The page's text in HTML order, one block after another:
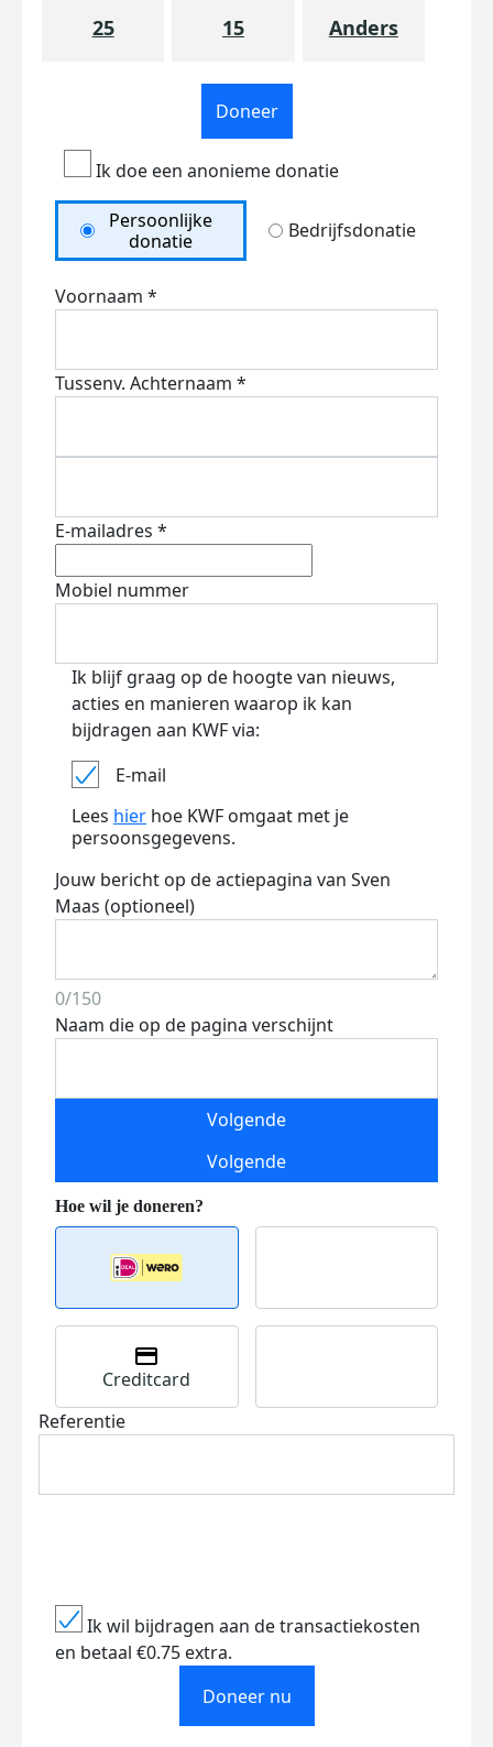
25 15 Anders
Doneer
Ik doe een anonieme donatie
Persoonlijke
donatie
Bedrijfsdonatie
Voornaam *
Tussenv. Achternaam *
E-mailadres *
Mobiel nummer
Ik blijf graag op de hoogte van nieuws,
acties en manieren waarop ik kan
bijdragen aan KWF via:
E-mail
Lees hier hoe KWF omgaat met je
persoonsgegevens.
Jouw bericht op de actiepagina van Sven
Maas (optioneel)
0/150
Naam die op de pagina verschijnt
Volgende
Volgende
Creditcard
Referentie
Ik wil bijdragen aan de transactiekosten
en betaal €0.75 extra.
Doneer nu